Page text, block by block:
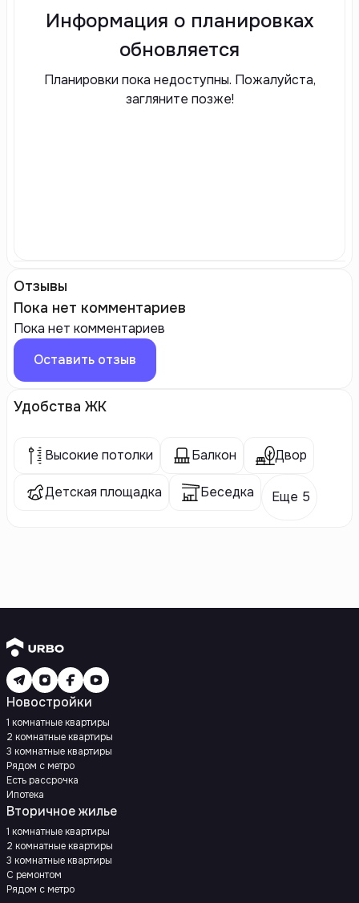
Информация о планировках
обновляется
Планировки пока недоступны. Пожалуйста,
загляните позже!
Отзывы
Пока нет комментариев
Пока нет комментариев
Оставить отзыв
Удобства ЖК
Высокие потолки Балкон Двор
Детская площадка Беседка Еще 5
Новостройки
1 комнатные квартиры
2 комнатные квартиры
3 комнатные квартиры
Рядом с метро
Есть рассрочка
Ипотека
Вторичное жилье
1 комнатные квартиры
2 комнатные квартиры
3 комнатные квартиры
С ремонтом
Рядом с метро